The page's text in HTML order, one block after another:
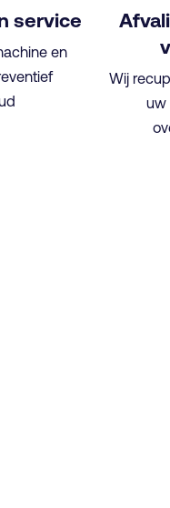
service
en
Wij
uw